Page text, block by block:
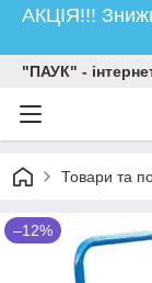
АКЦІЯ!!!
"ПАУК" -
Товари та
–12%